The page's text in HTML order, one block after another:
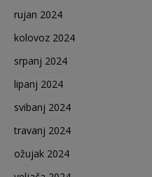
rujan 2024
kolovoz 2024
srpanj 2024
lipanj 2024
svibanj 2024
travanj 2024
ožujak 2024